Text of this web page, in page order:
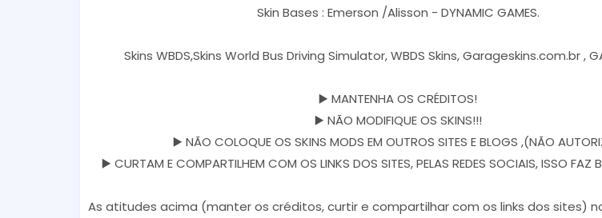
Skin Bases : Emerson /Alisson - DYNAMIC GAMES.
Skins WBDS,Skins World Bus Driving Simulator, WBDS Skins, Garageskins.com.br ,
▶️ MANTENHA OS CRÉDITOS!
▶️ NÃO MODIFIQUE OS SKINS!!!
▶️ NÃO COLOQUE OS SKINS MODS EM OUTROS SITES E BLOGS ,(NÃO
▶️ CURTAM E COMPARTILHEM COM OS LINKS DOS SITES, PELAS REDES SOCIAIS, ISSO FAZ
As atitudes acima (manter os créditos, curtir e compartilhar com os links dos sites)